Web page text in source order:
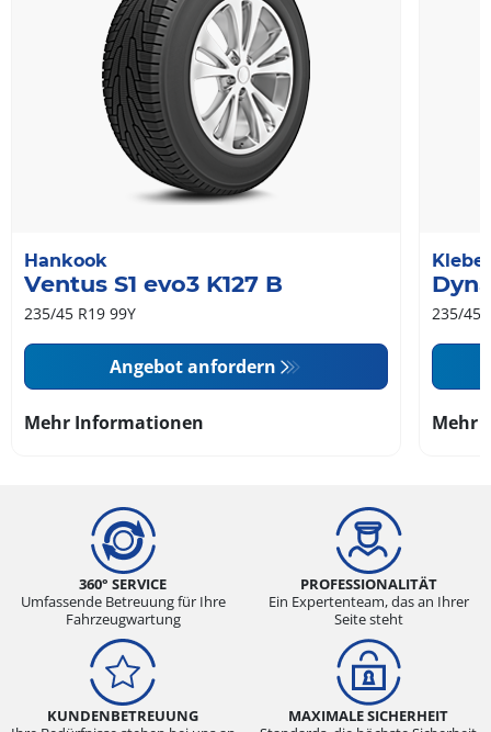
Hankook
Ventus S1 evo3 K127 B
235/45 R19 99Y
Angebot anfordern
Mehr Informationen
Kleber
235/45
Mehr
360° SERVICE
Umfassende Betreuung für Ihre
Fahrzeugwartung
PROFESSIONALITÄT
Ein Expertenteam, das an Ihrer
Seite steht
KUNDENBETREUUNG
MAXIMALE SICHERHEIT